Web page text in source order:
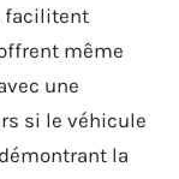
facilitent
même
une
si le véhicule
la